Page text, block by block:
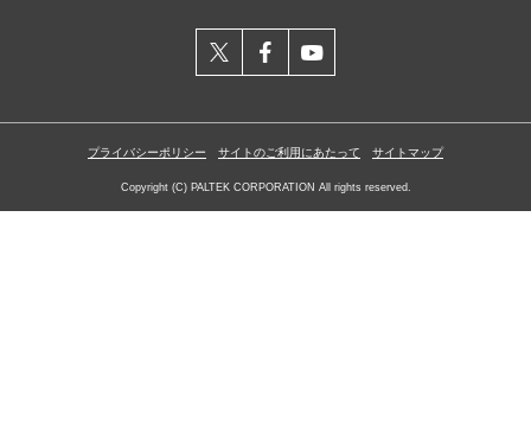
X facebook
プライバシーポリシー サイトのご利用にあたって サイトマップ
Copyright (C) PALTEK CORPORATION All rights reserved.